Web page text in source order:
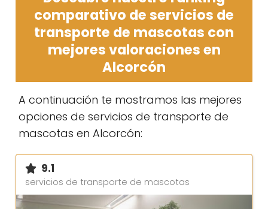
comparativo de servicios de
transporte de mascotas con
mejores valoraciones en
Alcorcón
A continuación te mostramos las mejores
opciones de servicios de transporte de
mascotas en Alcorcón:
9.1
servicios de transporte de mascotas